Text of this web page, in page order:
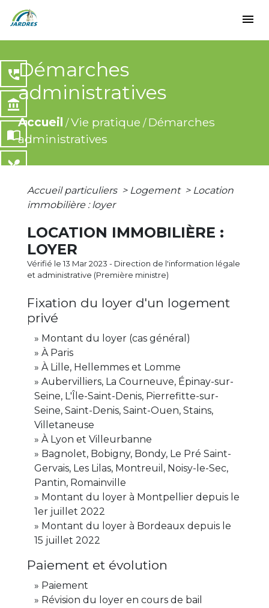
menu
Démarches
administratives
Accueil /Vie pratique / Démarches
administratives
perm_phone_msg
account_balance
import_contacts
local_dining
Accueil particuliers > Logement > Location
immobilière : loyer
LOCATION IMMOBILIÈRE :
LOYER
Vérifié le 13 Mar 2023 - Direction de l'information légale
et administrative (Première ministre)
Fixation du loyer d'un logement
privé
Montant du loyer (cas général)
À Paris
À Lille, Hellemmes et Lomme
Aubervilliers, La Courneuve, Épinay-sur-
Seine, L'Île-Saint-Denis, Pierrefitte-sur-
Seine, Saint-Denis, Saint-Ouen, Stains,
Villetaneuse
À Lyon et Villeurbanne
Bagnolet, Bobigny, Bondy, Le Pré Saint-
Gervais, Les Lilas, Montreuil, Noisy-le-Sec,
Pantin, Romainville
Montant du loyer à Montpellier depuis le
1er juillet 2022
Montant du loyer à Bordeaux depuis le
15 juillet 2022
Paiement et évolution
Paiement
Révision du loyer en cours de bail